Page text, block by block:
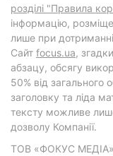
розділі "Правила
інформацію,
лише при
Cайт focus.ua,
абзацу, обсягу
50% від загального
заголовку та ліда
тексту можливе
дозволу Компанії.
ТОВ «ФОКУС МЕДІА»